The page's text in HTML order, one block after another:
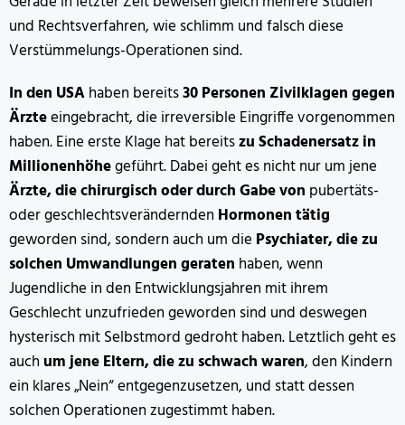
und Rechtsverfahren, wie schlimm und falsch diese
Verstümmelungs-Operationen sind.
In den USAhaben bereits30 Personen Zivilklagen gegen
Ärzteeingebracht, die irreversible Eingriffe vorgenommen
haben. Eine erste Klage hat bereitszu Schadenersatz in
Millionenhöhegeführt. Dabei geht es nicht nur um jene
Ärzte, die chirurgisch oder durch Gabe von pubertäts-
oder geschlechtsverändernden Hormonen tätig
geworden sind, sondern auch um die Psychiater, die zu
solchen Umwandlungen geraten haben, wenn
Jugendliche in den Entwicklungsjahren mit ihrem
Geschlecht unzufrieden geworden sind und deswegen
hysterisch mit Selbstmord gedroht haben. Letztlich geht es
auch um jene Eltern, die zu schwach waren, den Kindern
ein klares „Nein“ entgegenzusetzen, und statt dessen
solchen Operationen zugestimmt haben.